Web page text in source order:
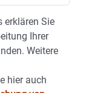
erklären Sie
Ihrer
Weitere
hier auch